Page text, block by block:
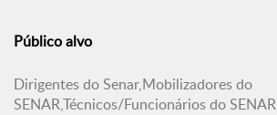
Público alvo
Dirigentes do Senar,Mobilizadores do
SENAR,Técnicos/Funcionários do SENAR